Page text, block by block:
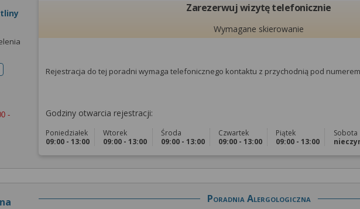
rejestracji
-
Zarezerwuj wizytę telefonicznie
Wymagane skierowanie
Rejestracja do tej poradni wymaga telefonicznego kontaktu z przychodnią pod
Godziny otwarcia rejestracji:
Poniedziałek
09:00 - 13:00
Wtorek
09:00 - 13:00
Środa
09:00 - 13:00
Czwartek
09:00 - 13:00
Piątek
09:00 - 13:00
Sobota
Poradnia Alergologiczna